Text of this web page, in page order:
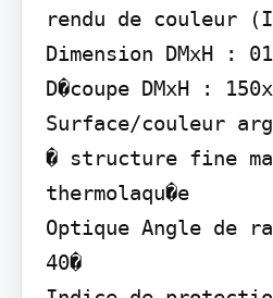
rendu de couleur
Dimension DMxH :
D�coupe DMxH :
Surface/couleur
� structure fine
thermolaqu�e
Optique Angle de
40�